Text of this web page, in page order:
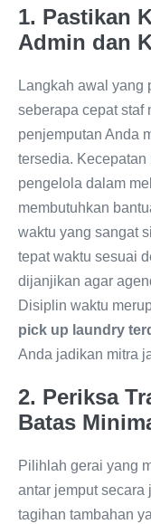
1. Pastikan
Admin dan
Langkah awal yang
seberapa cepat staf
penjemputan Anda
tersedia.
pengelola dalam
membutuhkan
waktu yang sangat
tepat waktu sesuai
dijanjikan agar
Disiplin waktu
pick up laundry
Anda jadikan mitra
2. Periksa
Batas
Pilihlah gerai yang
antar jemput secara
tagihan tambahan